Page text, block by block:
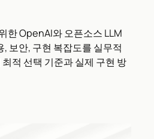
한 OpenAI와 오픈소스 LLM
, 보안, 구현 복잡도를 실무적
적 선택 기준과 실제 구현 방